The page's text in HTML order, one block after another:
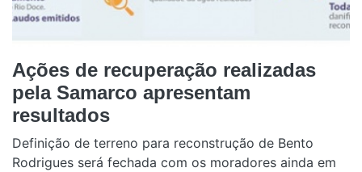
Ações de recuperação realizadas
pela Samarco apresentam
resultados
Definição de terreno para reconstrução de Bento
Rodrigues será fechada com os moradores ainda em